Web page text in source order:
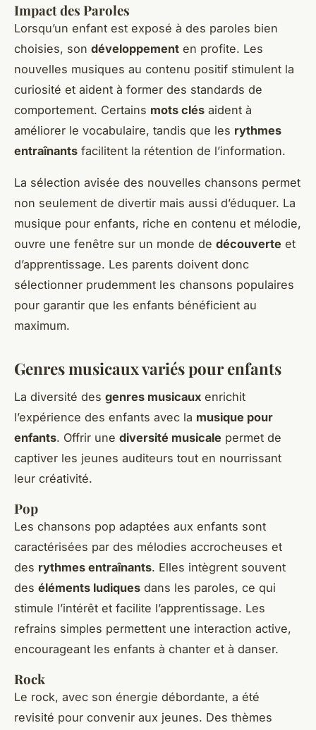
Impact des Paroles
Lorsqu’un enfant est exposé à des paroles bien
choisies, son développement en profite. Les
nouvelles musiques au contenu positif stimulent la
curiosité et aident à former des standards de
comportement. Certains mots clés aident à
améliorer le vocabulaire, tandis que les rythmes
entraînants facilitent la rétention de l’information.
La sélection avisée des nouvelles chansons permet
non seulement de divertir mais aussi d’éduquer. La
musique pour enfants, riche en contenu et mélodie,
ouvre une fenêtre sur un monde de découverte et
d’apprentissage. Les parents doivent donc
sélectionner prudemment les chansons populaires
pour garantir que les enfants bénéficient au
maximum.
Genres musicaux variés pour enfants
La diversité des genres musicaux enrichit
l’expérience des enfants avec la musique pour
enfants. Offrir une diversité musicale permet de
captiver les jeunes auditeurs tout en nourrissant
leur créativité.
Pop
Les chansons pop adaptées aux enfants sont
caractérisées par des mélodies accrocheuses et
des rythmes entraînants. Elles intègrent souvent
des éléments ludiques dans les paroles, ce qui
stimule l’intérêt et facilite l’apprentissage. Les
refrains simples permettent une interaction active,
encourageant les enfants à chanter et à danser.
Rock
Le rock, avec son énergie débordante, a été
revisité pour convenir aux jeunes. Des thèmes